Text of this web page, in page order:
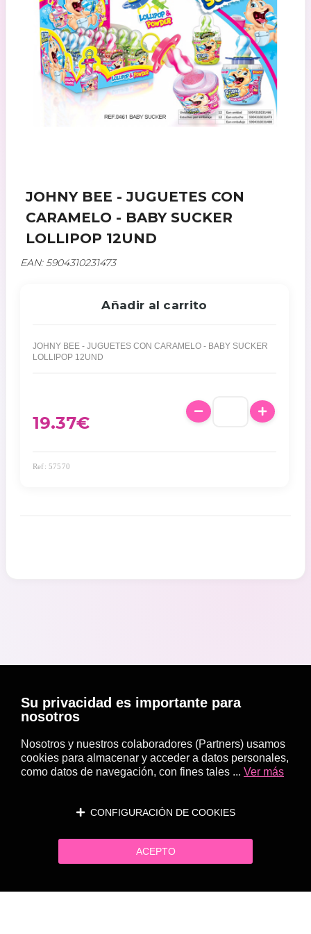
JOHNY BEE - JUGUETES CON
CARAMELO - BABY SUCKER
LOLLIPOP 12UND
EAN: 5904310231473
Añadir al carrito
JOHNY BEE - JUGUETES CON CARAMELO - BABY SUCKER
LOLLIPOP 12UND
19.37€
Ref: 57570
Su privacidad es importante para
nosotros
Nosotros y nuestros colaboradores (Partners) usamos
cookies para almacenar y acceder a datos personales,
como datos de navegación, con fines tales ... Ver más
CONFIGURACIÓN DE COOKIES
ACEPTO